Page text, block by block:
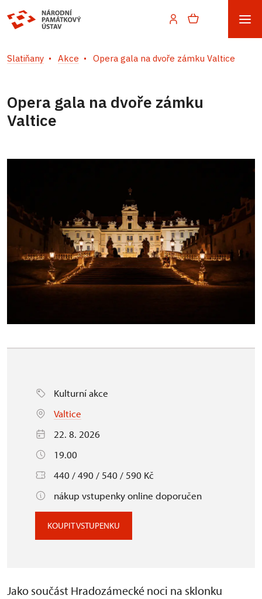
Slatiňany Akce Opera gala na dvoře zámku Valtice
Opera gala na dvoře zámku
Valtice
Kulturní akce
Valtice
22. 8. 2026
19.00
440 / 490 / 540 / 590 Kč
nákup vstupenky online doporučen
KOUPIT VSTUPENKU
Jako součást Hradozámecké noci na sklonku